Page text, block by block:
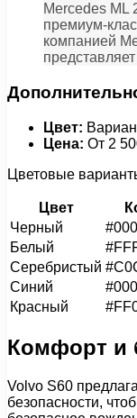
Mercedes ML
премиум-
компанией
Цвет:
Цена: От 2
Цветовые
Цвет
Черный
Белый
Серебристый
Синий
Красный
Комфорт и
Volvo S60
безопасности,